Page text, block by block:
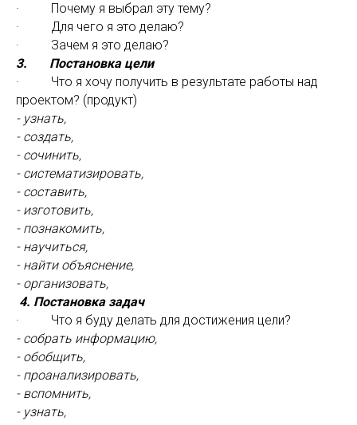
· Почему я выбрал эту тему?
· Для чего я это делаю?
· Зачем я это делаю?
3. Постановка цели
· Что я хочу получить в результате работы над
проектом? (продукт)
- узнать,
- создать,
- сочинить,
- систематизировать,
- составить,
- изготовить,
- познакомить,
- научиться,
- найти объяснение,
- организовать,
4. Постановка задач
· Что я буду делать для достижения цели?
- собрать информацию,
- обобщить,
- проанализировать,
- вспомнить,
- узнать,